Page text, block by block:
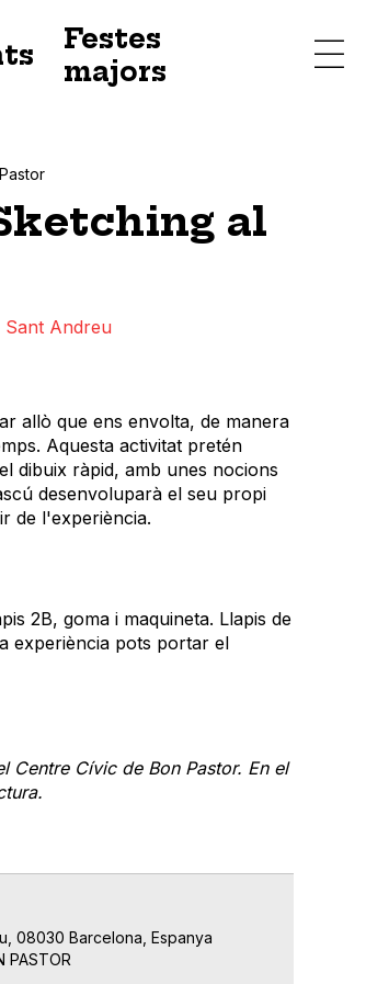
Festes
majors
al
Sant Andreu
allò que ens envolta, de manera
Aquesta activitat pretén
dibuix ràpid, amb unes nocions
desenvoluparà el seu propi
de l'experiència.
2B, goma i maquineta. Llapis de
experiència pots portar el
Centre Cívic de Bon Pastor. En el
08030 Barcelona, Espanya
PASTOR